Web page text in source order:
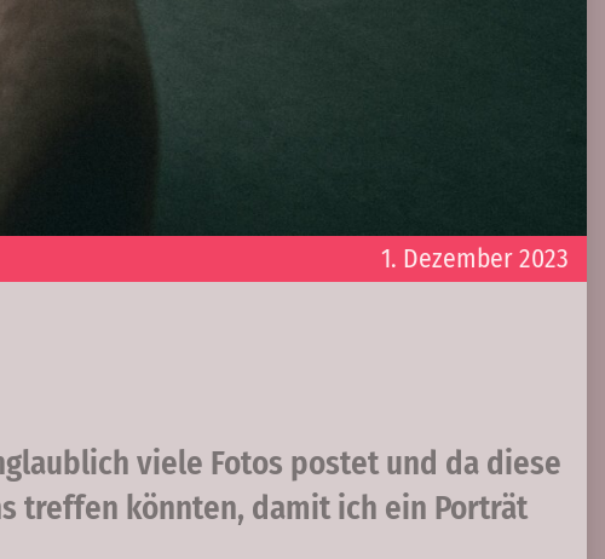
1. Dezember 2023
viele Fotos postet und da diese
treffen könnten, damit ich ein Porträt